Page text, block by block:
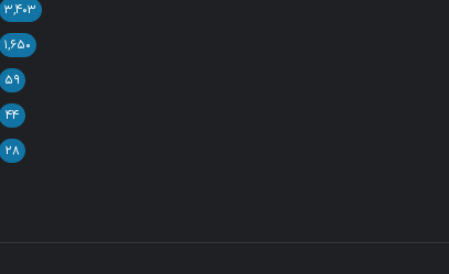
۳,۴۰۳
۱,۶۵۰
۵۹
۴۴
۲۸